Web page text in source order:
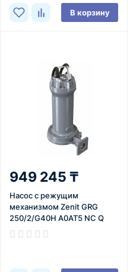
В корзину
949 245 ₸
Насос с режущим
механизмом Zenit GRG
250/2/G40H A0AT5 NC Q
NAE 2SIC 10 400